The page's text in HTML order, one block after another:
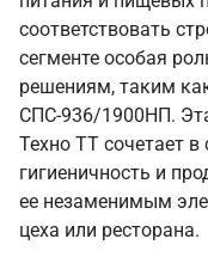
соответствовать
сегменте особая
решениям, таким
СПС-936/1900НП.
Техно ТТ сочетает в
гигиеничность и
ее незаменимым
цеха или ресторана.